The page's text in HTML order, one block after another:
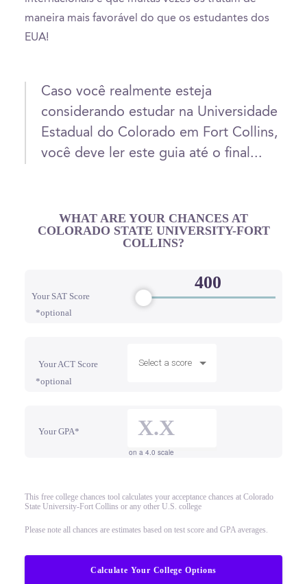
maneira mais favorável do que os estudantes dos
EUA!
Caso você realmente esteja
considerando estudar na Universidade
Estadual do Colorado em Fort Collins,
você deve ler este guia até o final...
WHAT ARE YOUR CHANCES AT
COLORADO STATE UNIVERSITY-FORT
COLLINS?
Your SAT Score
*optional
Your ACT Score
*optional
Select a score
Your GPA*
on a 4.0 scale
This free college chances tool calculates your acceptance chances at Colorado
State University-Fort Collins or any other U.S. college
Please note all chances are estimates based on test score and GPA averages.
Calculate Your College Options